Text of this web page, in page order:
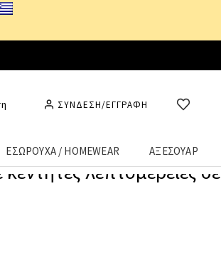
ΣΥΝΔΕΣΗ/ΕΓΓΡΑΦΗ
ΕΣΩΡΟΥΧΑ / HOMEWEAR ΑΞΕΣΟΥΑΡ
λεπτομέρειες σε